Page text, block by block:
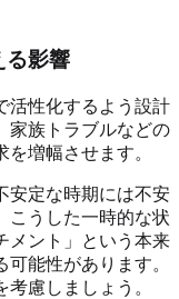
る影響
活性化するよう設計
家族トラブルなどの
増幅させます。
安定な時期には不安
こうした一時的な状
メント」という本来
能性があります。
慮しましょう。